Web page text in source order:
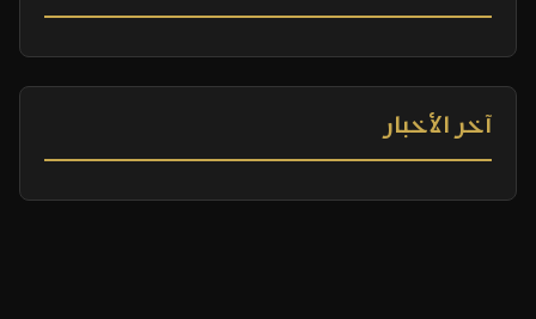
آخر الأخبار